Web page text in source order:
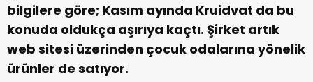
bilgilere göre; Kasım ayında Kruidvat da bu
konuda oldukça aşırıya kaçtı. Şirket artık
web sitesi üzerinden çocuk odalarına yönelik
ürünler de satıyor.